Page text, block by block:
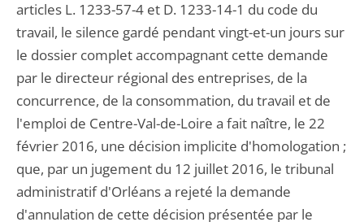
articles L. 1233-57-4 et D. 1233-14-1 du code du
travail, le silence gardé pendant vingt-et-un jours sur
le dossier complet accompagnant cette demande
par le directeur régional des entreprises, de la
concurrence, de la consommation, du travail et de
l'emploi de Centre-Val-de-Loire a fait naître, le 22
février 2016, une décision implicite d'homologation ;
que, par un jugement du 12 juillet 2016, le tribunal
administratif d'Orléans a rejeté la demande
d'annulation de cette décision présentée par le